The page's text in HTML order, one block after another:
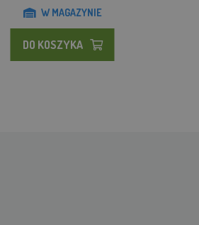
W MAGAZYNIE
DO KOSZYKA